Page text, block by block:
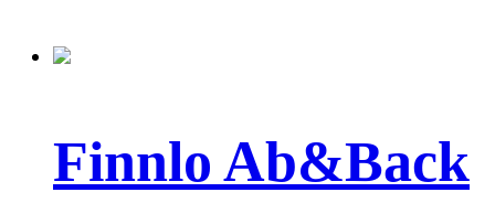
Finnlo Ab&Back